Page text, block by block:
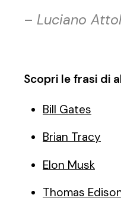
– Luciano
Scopri le frasi di
Bill Gates
Brian Tracy
Elon Musk
Thomas